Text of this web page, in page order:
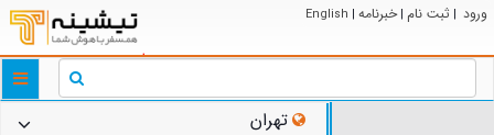
ورود | ثبت نام | خبرنامه |
English
تهران